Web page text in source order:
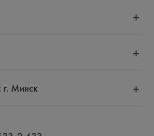
Минск